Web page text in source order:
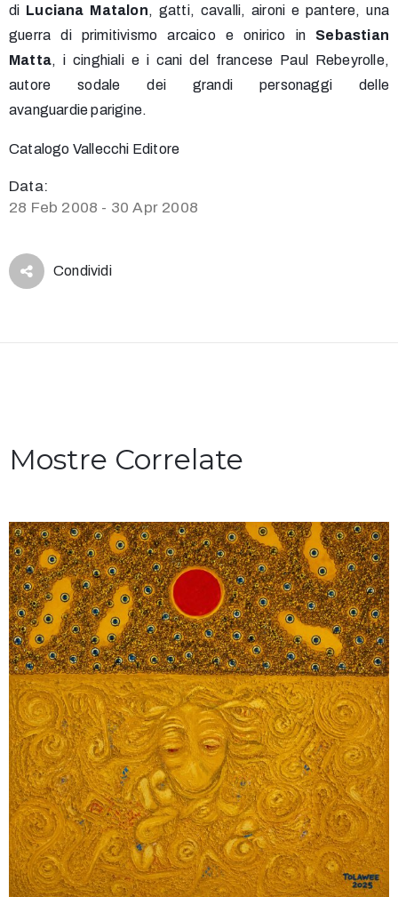
di Luciana Matalon, gatti, cavalli, aironi e pantere, una
guerra di primitivismo arcaico e onirico in Sebastian
Matta, i cinghiali e i cani del francese Paul Rebeyrolle,
autore sodale dei grandi personaggi delle
avanguardie parigine.
Catalogo Vallecchi Editore
Data:
28 Feb 2008 - 30 Apr 2008
Condividi
Mostre Correlate